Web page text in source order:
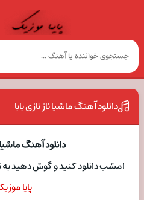
دانلود آهنگ ماشیا ناز نازی بابا
دانلود آهنگ ماشیا
امشب دانلود کنید و گوش دهید به
پایا